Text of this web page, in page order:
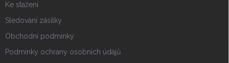
Ke stažení
Sledování zásilky
Obchodní podmínky
Podmínky ochrany osobních údajů